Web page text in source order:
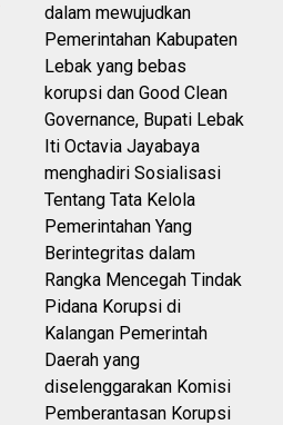
dalam mewujudkan
Pemerintahan Kabupaten
Lebak yang bebas
korupsi dan Good Clean
Governance, Bupati Lebak
Iti Octavia Jayabaya
menghadiri Sosialisasi
Tentang Tata Kelola
Pemerintahan Yang
Berintegritas dalam
Rangka Mencegah Tindak
Pidana Korupsi di
Kalangan Pemerintah
Daerah yang
diselenggarakan Komisi
Pemberantasan Korupsi